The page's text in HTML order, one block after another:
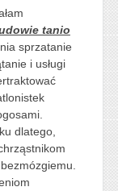
tanio
sprzatanie
i usługi
dlatego,